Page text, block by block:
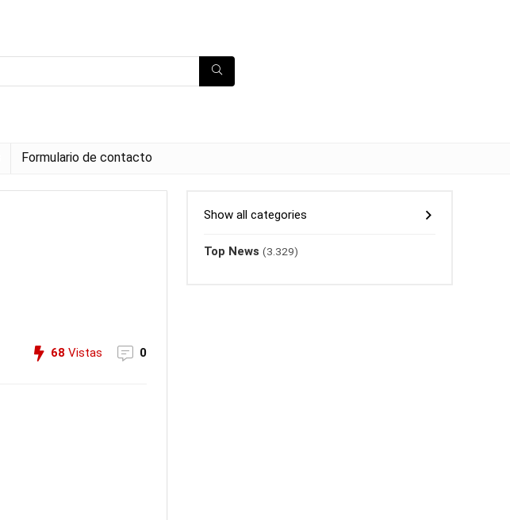
Formulario de contacto
68 Vistas 0
Show all categories
Top News (3.329)